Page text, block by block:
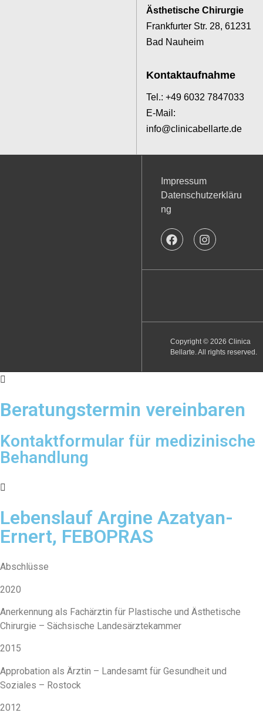
Ästhetische Chirurgie
Frankfurter Str. 28, 61231
Bad Nauheim
Kontaktaufnahme
Tel.: +49 6032 7847033
E-Mail:
info@clinicabellarte.de
Impressum
Datenschutzerkläru
ng
Copyright © 2026 Clinica
Bellarte. All rights reserved.
Beratungstermin vereinbaren
Kontaktformular für medizinische
Behandlung
Lebenslauf Argine Azatyan-
Ernert, FEBOPRAS
Abschlüsse
2020
Anerkennung als Fachärztin für Plastische und Ästhetische
Chirurgie – Sächsische Landesärztekammer
2015
Approbation als Ärztin – Landesamt für Gesundheit und
Soziales – Rostock
2012